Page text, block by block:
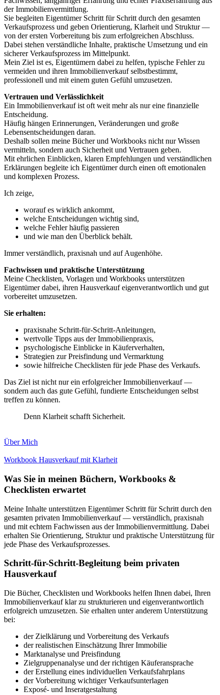
der Immobilienvermittlung.
Sie begleiten Eigentümer Schritt für Schritt durch den gesamten
Verkaufsprozess und geben Orientierung, Klarheit und Struktur —
von der ersten Vorbereitung bis zum erfolgreichen Abschluss.
Dabei stehen verständliche Inhalte, praktische Umsetzung und ein
sicherer Verkaufsprozess im Mittelpunkt.
Mein Ziel ist es, Eigentümern dabei zu helfen, typische Fehler zu
vermeiden und ihren Immobilienverkauf selbstbestimmt,
professionell und mit einem guten Gefühl umzusetzen.
Vertrauen und Verlässlichkeit
Ein Immobilienverkauf ist oft weit mehr als nur eine finanzielle
Entscheidung.
Häufig hängen Erinnerungen, Veränderungen und große
Lebensentscheidungen daran.
Deshalb sollen meine Bücher und Workbooks nicht nur Wissen
vermitteln, sondern auch Sicherheit und Vertrauen geben.
Mit ehrlichen Einblicken, klaren Empfehlungen und verständlichen
Erklärungen begleite ich Eigentümer durch einen oft emotionalen
und komplexen Prozess.
Ich zeige,
worauf es wirklich ankommt,
welche Entscheidungen wichtig sind,
welche Fehler häufig passieren
und wie man den Überblick behält.
Immer verständlich, praxisnah und auf Augenhöhe.
Fachwissen und praktische Unterstützung
Meine Checklisten, Vorlagen und Workbooks unterstützen
Eigentümer dabei, ihren Hausverkauf eigenverantwortlich und gut
vorbereitet umzusetzen.
Sie erhalten:
praxisnahe Schritt-für-Schritt-Anleitungen,
wertvolle Tipps aus der Immobilienpraxis,
psychologische Einblicke in Käuferverhalten,
Strategien zur Preisfindung und Vermarktung
sowie hilfreiche Checklisten für jede Phase des Verkaufs.
Das Ziel ist nicht nur ein erfolgreicher Immobilienverkauf —
sondern auch das gute Gefühl, fundierte Entscheidungen selbst
treffen zu können.
Denn Klarheit schafft Sicherheit.
Über Mich
Workbook Hausverkauf mit Klarheit
Was Sie in meinen Büchern, Workbooks &
Checklisten erwartet
Meine Inhalte unterstützen Eigentümer Schritt für Schritt durch den
gesamten privaten Immobilienverkauf — verständlich, praxisnah
und mit echtem Fachwissen aus der Immobilienvermittlung. Dabei
erhalten Sie Orientierung, Struktur und praktische Unterstützung für
jede Phase des Verkaufsprozesses.
Schritt-für-Schritt-Begleitung beim privaten
Hausverkauf
Die Bücher, Checklisten und Workbooks helfen Ihnen dabei, Ihren
Immobilienverkauf klar zu strukturieren und eigenverantwortlich
erfolgreich umzusetzen. Sie erhalten unter anderem Unterstützung
bei:
der Zielklärung und Vorbereitung des Verkaufs
der realistischen Einschätzung Ihrer Immobilie
Marktanalyse und Preisfindung
Zielgruppenanalyse und der richtigen Käuferansprache
der Erstellung eines individuellen Verkaufsfahrplans
der Vorbereitung wichtiger Verkaufsunterlagen
Exposé- und Inseratgestaltung